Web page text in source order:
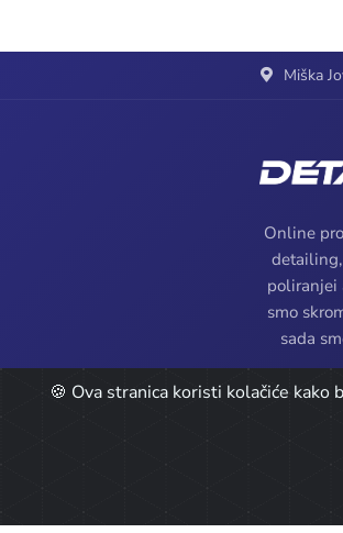
Miška
Online
poliranjei
smo
sada
🍪 Ova stranica koristi kolačiće